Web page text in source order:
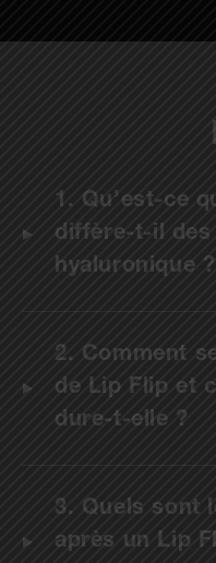
1. Qu’est-ce
diffère-t-il des
hyaluronique ?
2. Comment
de Lip Flip et
dure-t-elle ?
3. Quels sont
après un Lip